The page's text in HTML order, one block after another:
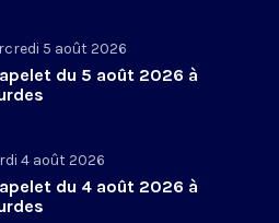
5 août 2026
du 5 août 2026 à
4 août 2026
du 4 août 2026 à